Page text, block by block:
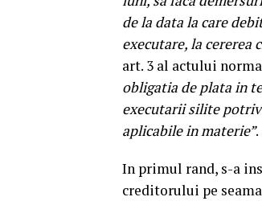
de la data la care
executare, la cererea
art. 3 al actului
obligatia de plata in
executarii silite
aplicabile in materie”.
In primul rand, s-a
creditorului pe